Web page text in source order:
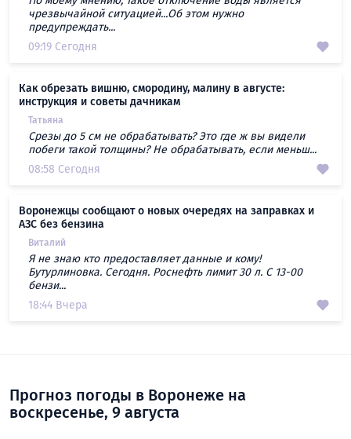
чрезвычайной ситуацией...Об этом нужно
предупреждать...
09:19 Сегодня
Как обрезать вишню, смородину, малину в августе:
инструкция и советы дачникам
Татьяна
Срезы до 5 см не обрабатывать? Это где ж вы видели
побеги такой толщины? Не обрабатывать, если меньш...
08:58 Сегодня
Воронежцы сообщают о новых очередях на заправках и
АЗС без бензина
Виталий
Я не знаю кто предоставляет данные и кому!
Бутурлиновка. Сегодня. Роснефть лимит 30 л. С 13-00
бензи...
18:44 Вчера
Прогноз погоды в Воронеже на
воскресенье, 9 августа